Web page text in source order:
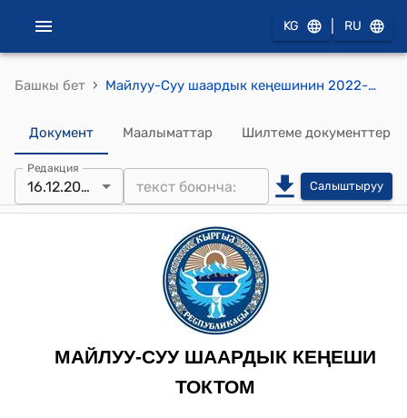
KG RU
Башкы бет › Майлуу-Суу шаардык кеңешинин 2022-жылдын 16-декабрындагы № 14-9-2 "Майлуу-Суу шаардык маданият бөлүмүнүн үнөмдөлүп калган 180 000 (жүз сексен миң) сом акча каражатын 223111300 беренесинен 3112 беренесине которуп, 1-комплект жылытуучу кондиционер сатып алууга макулдук берүү жөнүндө" токтому
Документ Маалыматтар Шилтеме документтер
Редакция
16.12.2022 Салыштыруу